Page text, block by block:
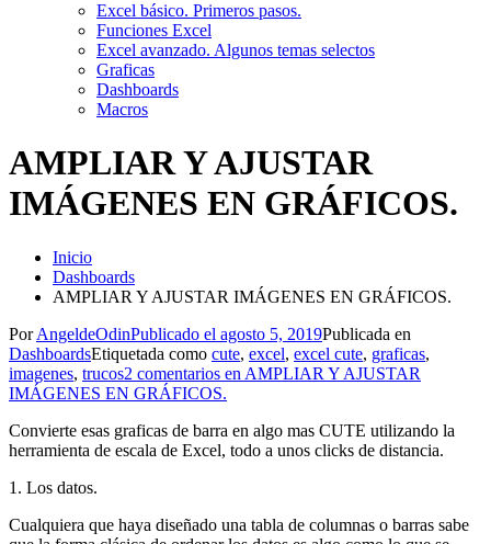
Excel básico. Primeros pasos.
Funciones Excel
Excel avanzado. Algunos temas selectos
Graficas
Dashboards
Macros
AMPLIAR Y AJUSTAR
IMÁGENES EN GRÁFICOS.
Inicio
Dashboards
AMPLIAR Y AJUSTAR IMÁGENES EN GRÁFICOS.
PorAngeldeOdinPublicado el agosto 5, 2019Publicada en
DashboardsEtiquetada como cute, excel, excel cute, graficas,
imagenes, trucos2 comentarios en AMPLIAR Y AJUSTAR
IMÁGENES EN GRÁFICOS.
Convierte esas graficas de barra en algo mas CUTE utilizando la
herramienta de escala de Excel, todo a unos clicks de distancia.
1. Los datos.
Cualquiera que haya diseñado una tabla de columnas o barras sabe